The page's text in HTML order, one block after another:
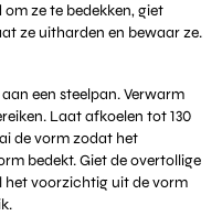
om ze te bedekken, giet
ze uitharden en bewaar ze.
een steelpan. Verwarm
Laat afkoelen tot 130
de vorm zodat het
bedekt. Giet de overtollige
het voorzichtig uit de vorm